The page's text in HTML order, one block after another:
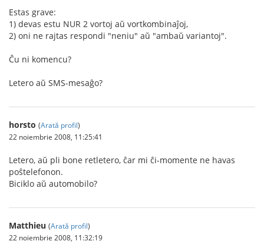
Estas grave:
1) devas estu NUR 2 vortoj aŭ vortkombinaĵoj,
2) oni ne rajtas respondi "neniu" aŭ "ambaŭ variantoj".
Ĉu ni komencu?
Letero aŭ SMS-mesaĝo?
horsto (Arată profil)
22 noiembrie 2008, 11:25:41
Letero, aŭ pli bone retletero, ĉar mi ĉi-momente ne havas
poŝtelefonon.
Biciklo aŭ automobilo?
Matthieu (Arată profil)
22 noiembrie 2008, 11:32:19